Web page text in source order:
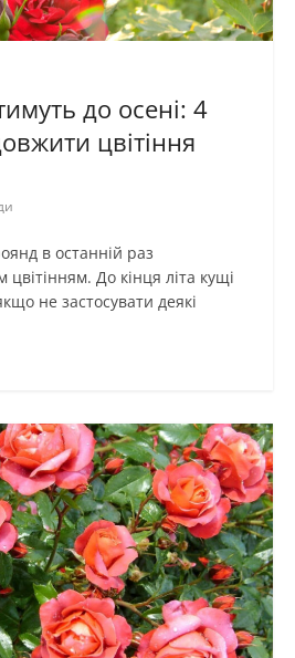
до осені: 4
цвітіння
в останній раз
цвітінням. До кінця літа кущі
не застосувати деякі